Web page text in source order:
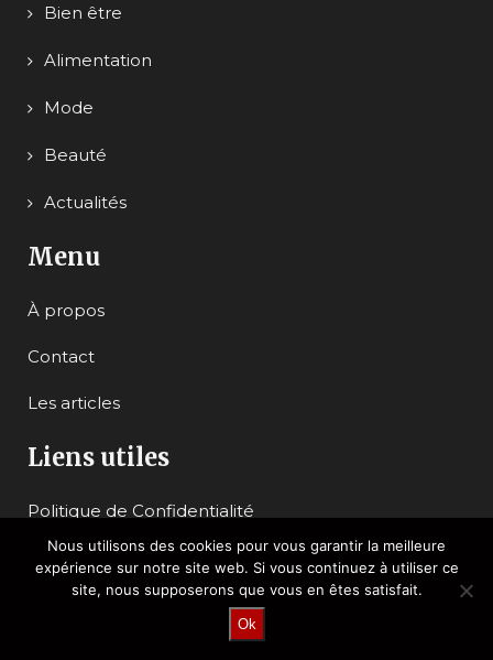
Bien être
Alimentation
Mode
Beauté
Actualités
Menu
À propos
Contact
Les articles
Liens utiles
Politique de Confidentialité
Mentions légales
Plan du site
Nous utilisons des cookies pour vous garantir la meilleure
expérience sur notre site web. Si vous continuez à utiliser ce
site, nous supposerons que vous en êtes satisfait.
Ok